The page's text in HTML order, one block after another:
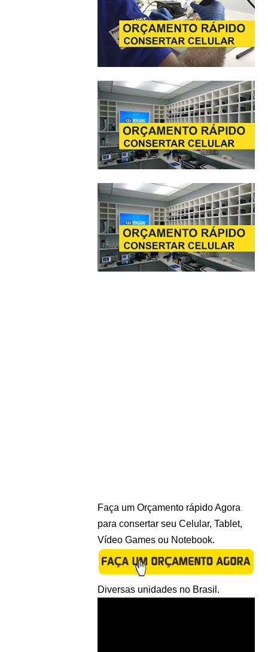
Faça um Orçamento rápido Agora
para consertar seu Celular, Tablet,
Vídeo Games ou Notebook.
Diversas unidades no Brasil.